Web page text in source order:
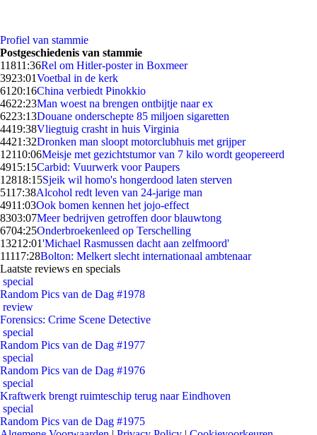
Profiel van stammie
Postgeschiedenis van stammie
11811:36Rel om Hitler-poster in Boxmeer
3923:01Voetbal in de kerk
61 20:16China verbiedt Pinokkio
4622:23Man woest na brengen ontbijtje naar ex
6223:13Douane onderschepte 85 miljoen sigaretten
4419:38Vliegtuig crasht in huis Virginia
4421:32Dronken man sloopt motorclubhuis met grijper
12110:06Meisje met gezichtstumor van 7 kilo wordt geopereerd
4915:15Carbid: Vuurwerk voor Paupers
12818:15Sjeik wil homo's hongerdood laten sterven
5117:38Alcohol redt leven van 24-jarige man
4911:03Ook bomen kennen het jojo-effect
8303:07Meer bedrijven getroffen door blauwtong
6704:25Onderbroekenleed op Terschelling
13212:01'Michael Rasmussen dacht aan zelfmoord'
11117:28Bolton: Melkert slecht internationaal ambtenaar
Laatste reviews en specials
special
Random Pics van de Dag #1978
review
Forensics: Crime Scene Detective
special
Random Pics van de Dag #1977
special
Random Pics van de Dag #1976
special
Kraftwerk brengt ruimteschip terug naar Eindhoven
special
Random Pics van de Dag #1975